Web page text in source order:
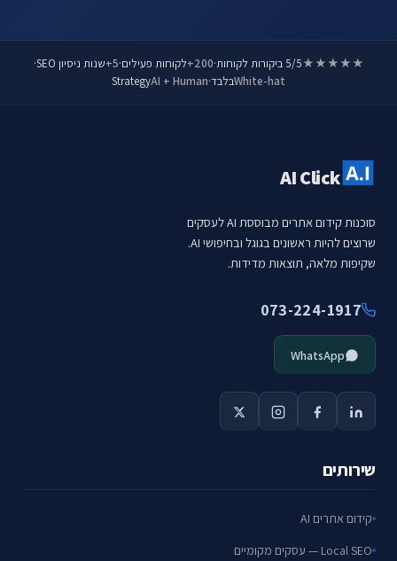
★★★★★5/5 ביקורות לקוחות ·
200+ לקוחות פעילים·
5+ שנות ניסיון SEO
·
White-hatבלבד·
AI + Human
Strategy
AI Click
סוכנות קידום אתרים מבוססת AI לעסקים
שרוצים להיות ראשונים בגוגל ובחיפושי AI.
שקיפות מלאה, תוצאות מדידות.
073-224-1917
WhatsApp
שירותים
קידום אתרים AI
Local SEO — עסקים מקומיים